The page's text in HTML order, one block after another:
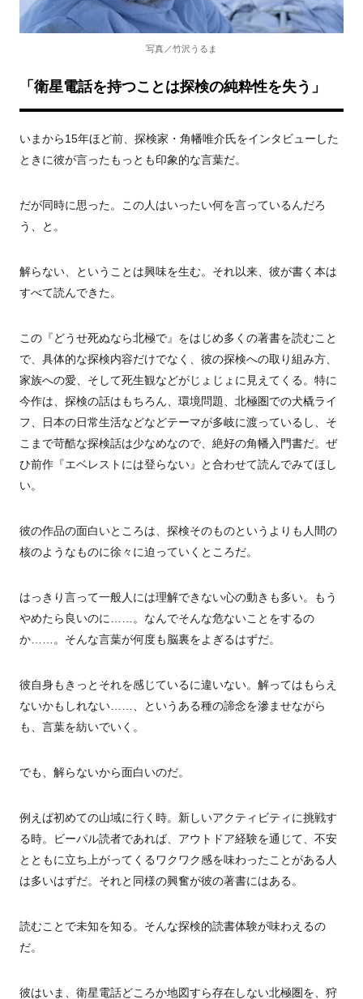
写真／竹沢うるま
「衛星電話を持つことは探検の純粋性を失う」
いまから15年ほど前、探検家・角幡唯介氏をインタビューした
ときに彼が言ったもっとも印象的な言葉だ。
だが同時に思った。この人はいったい何を言っているんだろ
う、と。
解らない、ということは興味を生む。それ以来、彼が書く本は
すべて読んできた。
この『どうせ死ぬなら北極で』をはじめ多くの著書を読むこと
で、具体的な探検内容だけでなく、彼の探検への取り組み方、
家族への愛、そして死生観などがじょじょに見えてくる。特に
今作は、探検の話はもちろん、環境問題、北極圏での犬橇ライ
フ、日本の日常生活などなどテーマが多岐に渡っているし、そ
こまで苛酷な探検話は少なめなので、絶好の角幡入門書だ。ぜ
ひ前作『エベレストには登らない』と合わせて読んでみてほし
い。
彼の作品の面白いところは、探検そのものというよりも人間の
核のようなものに徐々に迫っていくところだ。
はっきり言って一般人には理解できない心の動きも多い。もう
やめたら良いのに……。なんでそんな危ないことをするの
か……。そんな言葉が何度も脳裏をよぎるはずだ。
彼自身もきっとそれを感じているに違いない。解ってはもらえ
ないかもしれない……、というある種の諦念を滲ませながら
も、言葉を紡いでいく。
でも、解らないから面白いのだ。
例えば初めての山域に行く時。新しいアクティビティに挑戦す
る時。ビーパル読者であれば、アウトドア経験を通じて、不安
とともに立ち上がってくるワクワク感を味わったことがある人
は多いはずだ。それと同様の興奮が彼の著書にはある。
読むことで未知を知る。そんな探検的読書体験が味わえるの
だ。
彼はいま、衛星電話どころか地図すら存在しない北極圏を、狩